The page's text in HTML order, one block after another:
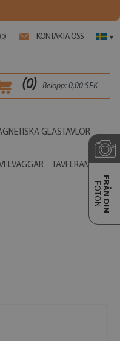
0) KONTAKTA OSS ▾
(0) Belopp: 0,00 SEK
GLASTAVLOR
TAVELRAMAR
FRÅN DIN
FOTON